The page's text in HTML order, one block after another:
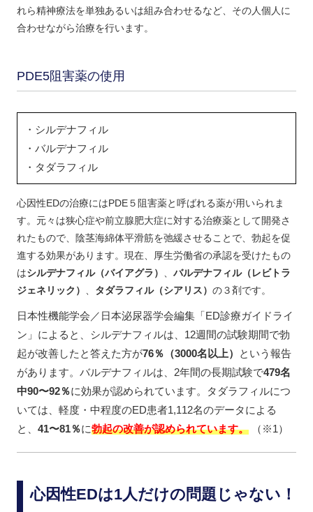
れら精神療法を単独あるいは組み合わせるなど、その人個人に
合わせながら治療を行います。
PDE5阻害薬の使用
・シルデナフィル
・バルデナフィル
・タダラフィル
心因性EDの治療にはPDE５阻害薬と呼ばれる薬が用いられま
す。元々は狭心症や前立腺肥大症に対する治療薬として開発さ
れたもので、陰茎海綿体平滑筋を弛緩させることで、勃起を促
進する効果があります。現在、厚生労働省の承認を受けたもの
はシルデナフィル（バイアグラ）
バルデナフィル（レビトラ
ジェネリック）
タダラフィル（シアリス） の３剤です。
日本性機能学会／日本泌尿器学会編集「ED診療ガイドライ
ン」によると、シルデナフィルは、12週間の試験期間で勃
起が改善したと答えた方が76％（3000名以上）
という報告
があります。バルデナフィルは、2年間の長期試験で479名
中90〜92％に効果が認められています。タダラフィルにつ
いては、軽度・中程度のED患者1,112名のデータによる
と、 41〜81％に勃起の改善が認められています。（※1）
心因性EDは1人だけの問題じゃない！